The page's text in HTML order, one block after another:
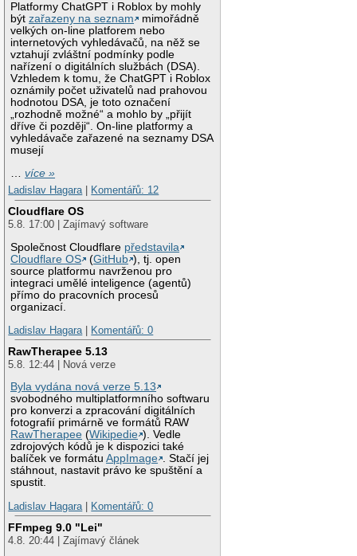
Platformy ChatGPT i Roblox by mohly
býtzařazeny na seznam
mimořádně
velkých on-line platforem nebo
internetových vyhledávačů, na něž se
vztahují zvláštní podmínky podle
nařízení o digitálních službách (DSA).
Vzhledem k tomu, že ChatGPT i Roblox
oznámily počet uživatelů nad prahovou
hodnotou DSA, je toto označení
„rozhodně možné“ a mohlo by „přijít
dříve či později“. On-line platformy a
vyhledávače zařazené na seznamy DSA
musejí
…více »
Ladislav Hagara| Komentářů: 12
Cloudflare OS
5.8. 17:00 | Zajímavý software
Společnost Cloudflare představila
Cloudflare OS
(GitHub ), tj. open
source platformu navrženou pro
integraci umělé inteligence (agentů)
přímo do pracovních procesů
organizací.
Ladislav Hagara| Komentářů: 0
RawTherapee 5.13
5.8. 12:44 | Nová verze
Byla vydána nová verze 5.13
svobodného multiplatformního softwaru
pro konverzi a zpracování digitálních
fotografií primárně ve formátů RAW
RawTherapee (Wikipedie ). Vedle
zdrojových kódů je k dispozici také
balíček ve formátuAppImage . Stačí jej
stáhnout, nastavit právo ke spuštění a
spustit.
Ladislav Hagara| Komentářů: 0
FFmpeg 9.0 "Lei"
4.8. 20:44 | Zajímavý článek